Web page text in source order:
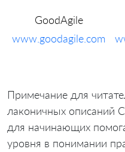
GoodAgile
www.goodagile.com
Примечание для
лаконичных описаний
для начинающих
уровня в понимании